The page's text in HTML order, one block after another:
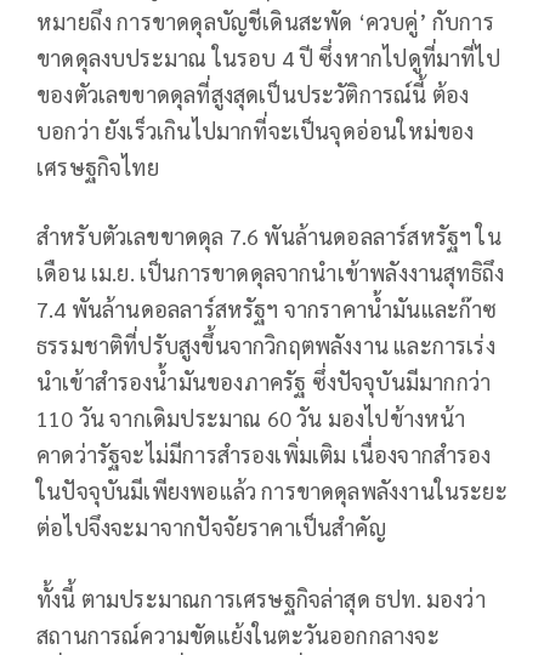
หมายถึง การขาดดุลบัญชีเดินสะพัด ‘ควบคู่’ กับการ
ขาดดุลงบประมาณ ในรอบ 4 ปี ซึ่งหากไปดูที่มาที่ไป
ของตัวเลขขาดดุลที่สูงสุดเป็นประวัติการณ์นี้ ต้อง
บอกว่า ยังเร็วเกินไปมากที่จะเป็นจุดอ่อนใหม่ของ
เศรษฐกิจไทย
สำหรับตัวเลขขาดดุล 7.6 พันล้านดอลลาร์สหรัฐฯ ใน
เดือน เม.ย. เป็นการขาดดุลจากนำเข้าพลังงานสุทธิถึง
7.4 พันล้านดอลลาร์สหรัฐฯ จากราคาน้ำมันและก๊าซ
ธรรมชาติที่ปรับสูงขึ้นจากวิกฤตพลังงาน และการเร่ง
นำเข้าสำรองน้ำมันของภาครัฐ ซึ่งปัจจุบันมีมากกว่า
110 วัน จากเดิมประมาณ 60 วัน มองไปข้างหน้า
คาดว่ารัฐจะไม่มีการสำรองเพิ่มเติม เนื่องจากสำรอง
ในปัจจุบันมีเพียงพอแล้ว การขาดดุลพลังงานในระยะ
ต่อไปจึงจะมาจากปัจจัยราคาเป็นสำคัญ
ทั้งนี้ ตามประมาณการเศรษฐกิจล่าสุด ธปท. มองว่า
สถานการณ์ความขัดแย้งในตะวันออกกลางจะ